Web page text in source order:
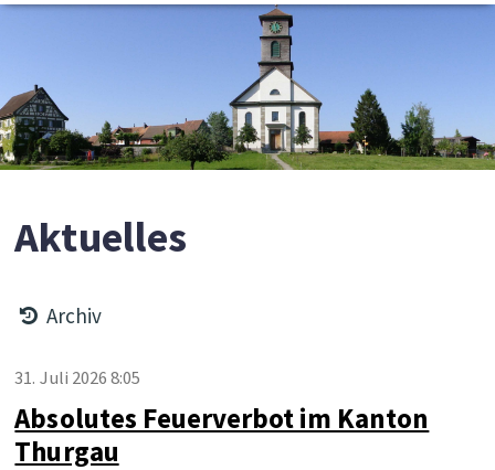
Hauptnavigation
Aktuelles
Archiv
Absolutes Feuerverbot im Kanton
Thurgau
31. Juli 2026 8:05